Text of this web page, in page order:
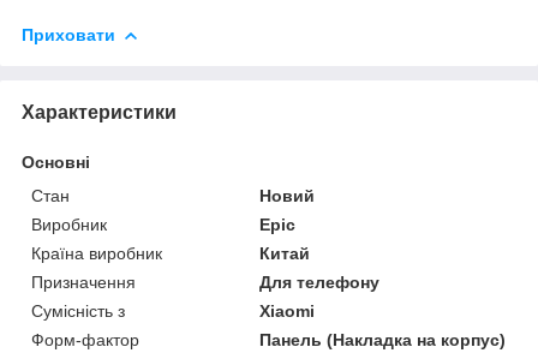
Приховати
Характеристики
Основні
Стан
Новий
Виробник
Epic
Країна виробник
Китай
Призначення
Для телефону
Сумісність з
Xiaomi
Форм-фактор
Панель (Накладка на корпус)